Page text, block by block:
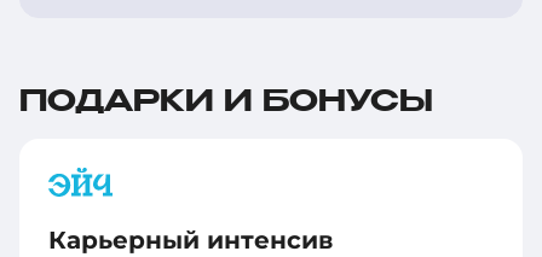
ПОДАРКИ И БОНУСЫ
Карьерный интенсив